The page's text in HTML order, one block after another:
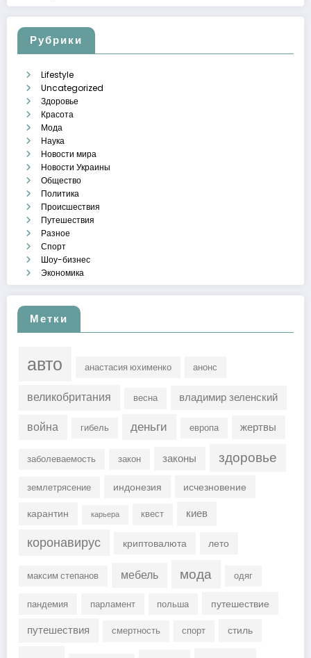
Рубрики
Lifestyle
Uncategorized
Здоровье
Красота
Мода
Наука
Новости мира
Новости Украины
Общество
Политика
Происшествия
Путешествия
Разное
Спорт
Шоу-бизнес
Экономика
Метки
авто анастасия юхименко анонс
великобритания весна владимир зеленский
война гибель деньги европа жертвы
заболеваемость закон законы здоровье
землетрясение индонезия
исчезновение
карантин
карьера квест киев
коронавирус криптовалюта лето
максим степанов мебель мода одяг
пандемия парламент польша путешествие
путешествия смертность спорт стиль